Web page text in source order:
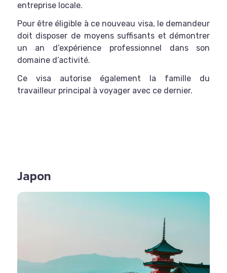
entreprise locale.
Pour être éligible à ce nouveau visa, le demandeur
doit disposer de moyens suffisants et démontrer
un an d’expérience professionnel dans son
domaine d’activité.
Ce visa autorise également la famille du
travailleur principal à voyager avec ce dernier.
Japon